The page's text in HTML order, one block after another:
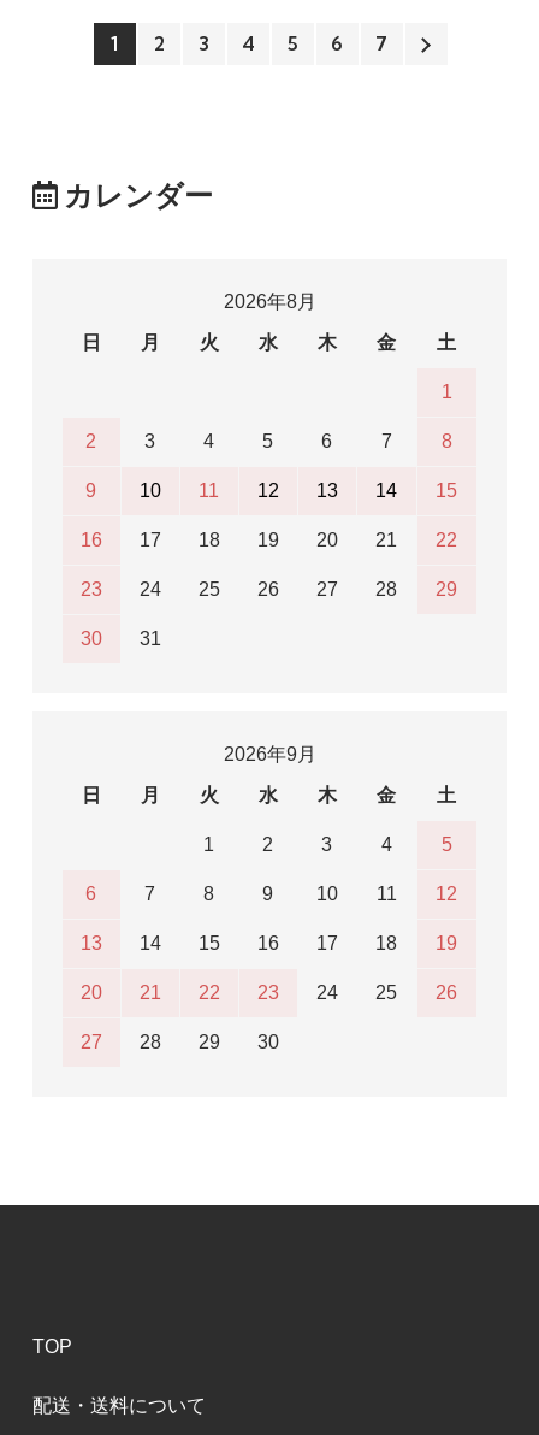
1 2 3 4 5 6 7
カレンダー
2026年8月
日
月 火 水 木 金 土
1
2 3 4 5 6 7 8
9 10 11 12 13 14 15
16 17 18 19 20 21 22
23 24 25 26 27 28 29
30 31
2026年9月
日
月 火 水 木 金 土
1 2 3 4 5
6 7 8 9 10 11 12
13 14 15 16 17 18 19
20 21 22 23 24 25 26
27 28 29 30
TOP
配送・送料について